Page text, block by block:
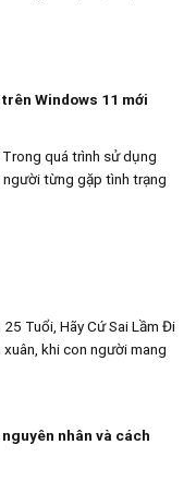
Windows 11 mới
quá trình sử dụng
người từng gặp tình trạng
Tuổi, Hãy Cứ Sai Lầm Đi
khi con người mang
nhân và cách